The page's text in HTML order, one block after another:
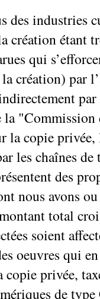
des industries
création étant
qui
création) par
"Commission
la copie
les chaînes
des
nous avons
total
soient
oeuvres qui
copie privée,
de